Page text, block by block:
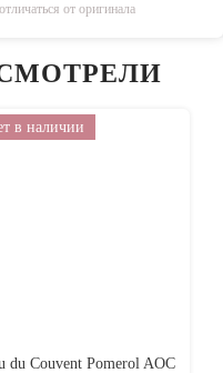
от оригинала
в наличии
Couvent Pomerol AOC